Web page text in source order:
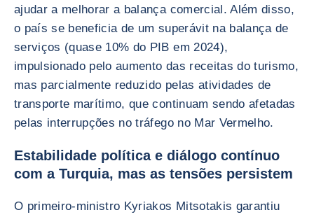
ajudar a melhorar a balança comercial. Além disso,
o país se beneficia de um superávit na balança de
serviços (quase 10% do PIB em 2024),
impulsionado pelo aumento das receitas do turismo,
mas parcialmente reduzido pelas atividades de
transporte marítimo, que continuam sendo afetadas
pelas interrupções no tráfego no Mar Vermelho.
Estabilidade política e diálogo contínuo
com a Turquia, mas as tensões persistem
O primeiro-ministro Kyriakos Mitsotakis garantiu